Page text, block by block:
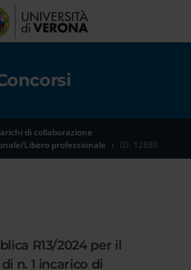
di collaborazione
Libero professionale
ID. 12880
R13/2024 per il
n. 1 incarico di